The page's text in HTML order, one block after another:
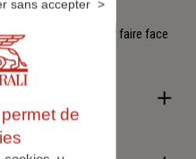
durables pour faire face
d'allier performance
de
sans accepter